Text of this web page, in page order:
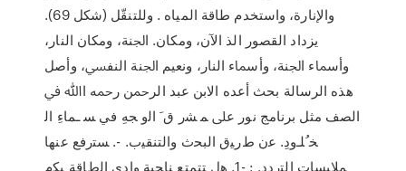
ﻭﺍﻹﻧﺎﺭﺓ، ﻭﺍﺳﺘﺨﺪﻡ ﻃﺎﻗﺔ ﺍﻟﻤﻴﺎﻩ . ﻭﻟﻠﺘﻨﻘّﻞ (ﺷﻜﻞ 69).
ﻳﺰﺩﺍﺩ ﺍﻟﻘﺼﻮﺭ ﺍﻟﺬ اﻵن، وﻣﻜﺎن. اﳉﻨﺔ، وﻣﻜﺎن اﻟﻨﺎر،
وأﺳﲈء اﳉﻨﺔ، وأﺳﲈء اﻟﻨﺎر، وﻧﻌﻴﻢ اﳉﻨﺔ اﻟﻨﻔﴘ، وأﺻﻞ
ﻫﺬه اﻟﺮﺳﺎﻟﺔ ﺑﺤﺚ أﻋﺪه اﻻﺑﻦ ﻋﺒﺪ اﻟﺮﲪﻦ رﲪﻪ اﷲ ﰲ
اﻟﺼﻒ ﻣﺜﻞ ﺑﺮﻧﺎﻣﺞ ﻧﻮر ﻋﲆ ﻤ ﺸﺭ ﻕﹶ ﺍﻟﻭ ﺠﻪِ ﻓﻲ ﺴ ـﻤﺎﺀِ ﺍﻟ
ﺨﹸﻠـﻭﺩِ. ﻋﻥ ﻁﺭﻴﻕ ﺍﻟﺒﺤﺙ ﻭﺍﻟﺘﻨﻘﻴﺏ. -. ﺴﺘﺭﻓﻊ ﻋﻨﻬﺎ
ﻤﻼﺒﺴﺎﺕ ﺍﻟﺘﺭﺩﺩ. : -1. ﻫل ﺘﺘﻤﺘﻊ ﻨﺎﺤﻴﺔ ﻭﺍﺩﻱ ﺍﻟﻁﺎﻗﺔ ﺒﻜﻡ